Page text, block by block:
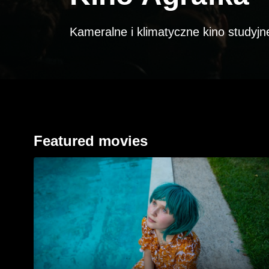
Kameralne i klimatyczne kino
Featured movies